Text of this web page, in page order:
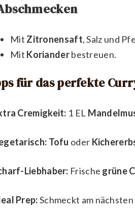
Mit Zitronensaft, Salz und
Mit Korianderbestreuen.
für das perfekte
Cremigkeit: 1 EL
Tofu oder
Liebhaber: Frische grüne
Prep:Schmeckt am